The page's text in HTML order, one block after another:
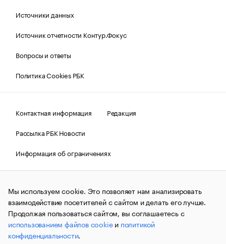
Источники данных
Источник отчетности Контур.Фокус
Вопросы и ответы
Политика Cookies РБК
Контактная информация
Редакция
Рассылка РБК Новости
Информация об ограничениях
Правовая информация
О соблюдении авторских прав
© АО «РОСБИЗНЕСКОНСАЛТИНГ»,1995–2026.Сообщения
и материалы информационного агентства «РБК»
(зарегистрировано Федеральной службой по надзору в сфере
связи, информационных технологий и массовых
коммуникаций (Роскомнадзор) 09.12.2015 за номером ИА
№ФС77-63848) сопровождаются пометкой «РБК». Отдельные
публикации могут содержать информацию,
Мы используем cookie. Это позволяет нам анализировать
взаимодействие посетителей с сайтом и делать его лучше.
Продолжая пользоваться сайтом, вы соглашаетесь с
использованием файлов cookieи политикой
конфиденциальности.